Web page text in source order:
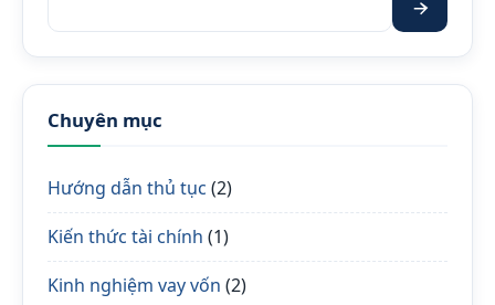
Chuyên mục
Hướng dẫn thủ tục (2)
Kiến thức tài chính (1)
Kinh nghiệm vay vốn (2)